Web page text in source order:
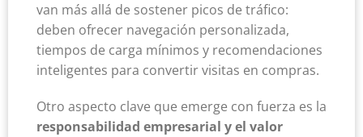
van más allá de sostener picos de tráfico:
deben ofrecer navegación personalizada,
tiempos de carga mínimos y recomendaciones
inteligentes para convertir visitas en compras.
Otro aspecto clave que emerge con fuerza es la
responsabilidad empresarial y el valor